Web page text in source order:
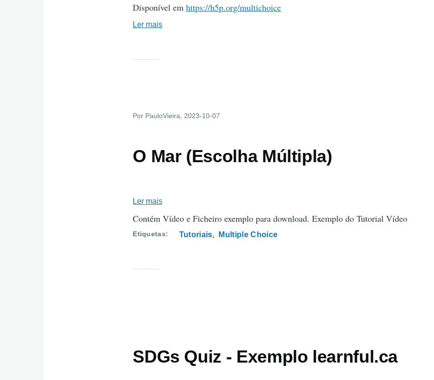
Disponível emhttps://h5p.org/multichoice
Ler mais
Por PauloVieira , 2023-10-07
O Mar (Escolha Múltipla)
Ler mais
O
Contém Vídeo e Ficheiro exemplo para download. Exemplo do Tutorial Vídeo
Etiquetas Tutoriais Multiple Choice
SDGs Quiz - Exemplo learnful.ca